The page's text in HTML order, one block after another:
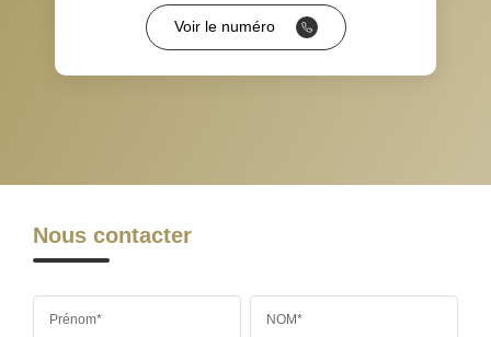
RESTAURANTS ET CAFÉS COMMERCES
Voir le numéro
Nous contacter
Prénom* NOM*